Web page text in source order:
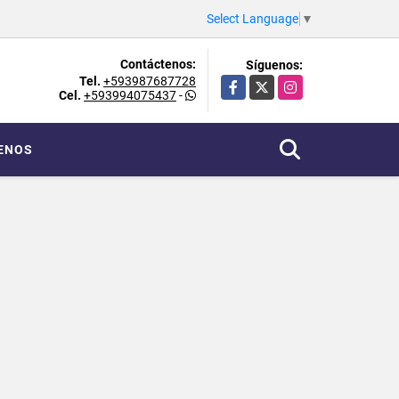
Select Language ▼
Contáctenos:
Tel. +593987687728
Cel. +593994075437-
Síguenos:
Facebook
X Instagram